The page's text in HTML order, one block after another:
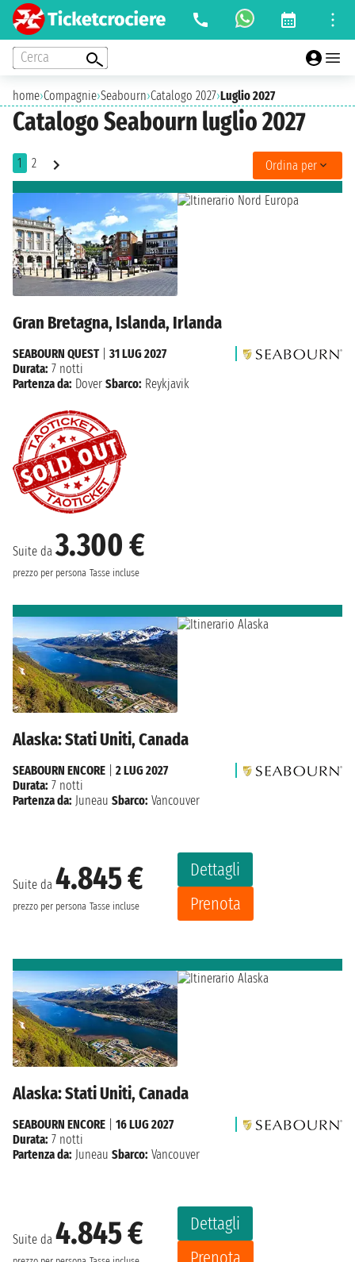
Cerca
home›Compagnie›Seabourn›Catalogo 2027›Luglio 2027
Catalogo Seabourn luglio 2027
1 2 Ordina per
Gran Bretagna, Islanda, Irlanda
Suite da3.300 €
prezzo per persona Tasse incluse
SEABOURN QUEST| 31 LUG 2027
Durata: 7 notti
Partenza da: Dover Sbarco: Reykjavik
Alaska: Stati Uniti, Canada
Suite da 4.845 €
prezzo per persona Tasse incluse
Dettagli
Prenota
SEABOURN ENCORE
2 LUG 2027
Durata: 7 notti
Partenza da: Juneau Sbarco: Vancouver
Alaska: Stati Uniti, Canada
Suite da 4.845 €
Dettagli
Prenota
SEABOURN ENCORE
16 LUG 2027
Durata: 7 notti
Partenza da: Juneau Sbarco: Vancouver